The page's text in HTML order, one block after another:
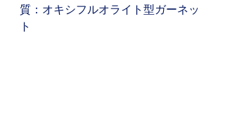
質：オキシフルオライト型ガーネッ
ト